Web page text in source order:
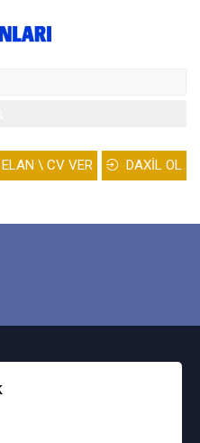
ELAN \ CV VER DAXİL OL